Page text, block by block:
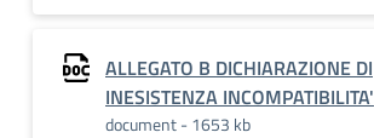
ALLEGATO B DICHIARAZIONE DI
INESISTENZA INCOMPATIBILITA'
document - 1653 kb